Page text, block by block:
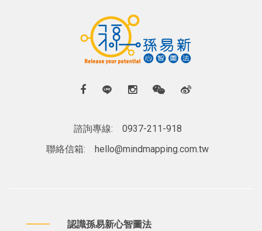
諮詢專線:
0937-211-918
聯絡信箱:
hello@mindmapping.com.tw
認識孫易新心智圖法